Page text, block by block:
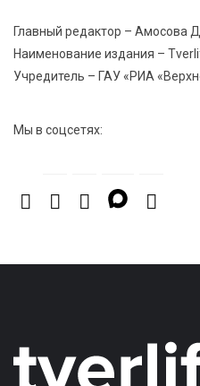
5 Авг 2026 14:02 1126
В Введенской церкви
этап реставрации
Главный редактор – Амосова
Наименование издания –
Учредитель – ГАУ «РИА
Мы в соцсетях: